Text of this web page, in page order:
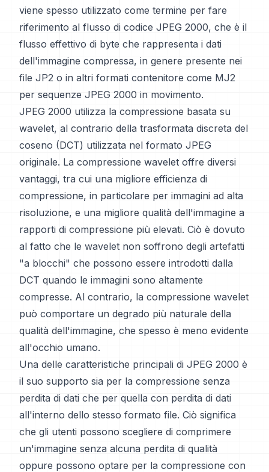
viene spesso utilizzato come termine per fare
riferimento al flusso di codice JPEG 2000, che è il
flusso effettivo di byte che rappresenta i dati
dell'immagine compressa, in genere presente nei
file JP2 o in altri formati contenitore come MJ2
per sequenze JPEG 2000 in movimento.
JPEG 2000 utilizza la compressione basata su
wavelet, al contrario della trasformata discreta del
coseno (DCT) utilizzata nel formato JPEG
originale. La compressione wavelet offre diversi
vantaggi, tra cui una migliore efficienza di
compressione, in particolare per immagini ad alta
risoluzione, e una migliore qualità dell'immagine a
rapporti di compressione più elevati. Ciò è dovuto
al fatto che le wavelet non soffrono degli artefatti
"a blocchi" che possono essere introdotti dalla
DCT quando le immagini sono altamente
compresse. Al contrario, la compressione wavelet
può comportare un degrado più naturale della
qualità dell'immagine, che spesso è meno evidente
all'occhio umano.
Una delle caratteristiche principali di JPEG 2000 è
il suo supporto sia per la compressione senza
perdita di dati che per quella con perdita di dati
all'interno dello stesso formato file. Ciò significa
che gli utenti possono scegliere di comprimere
un'immagine senza alcuna perdita di qualità
oppure possono optare per la compressione con